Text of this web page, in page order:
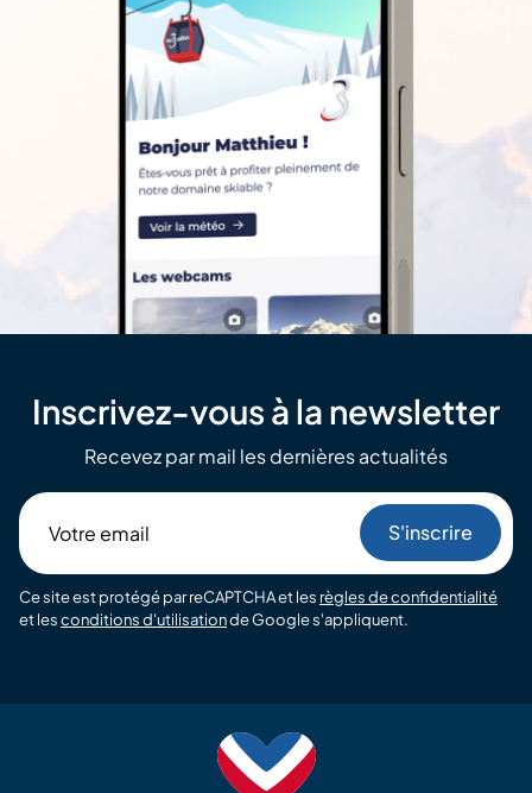
Inscrivez-vous à la newsletter
Recevez par mail les dernières actualités
email
Ce site est protégé par reCAPTCHA et les règles de confidentialité
et lesconditions d'utilisationde Google s'appliquent.